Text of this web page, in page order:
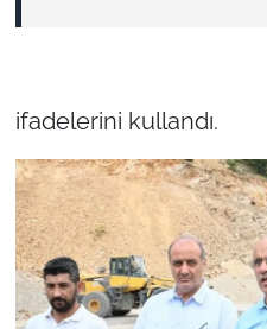
ifadelerini kullandı.